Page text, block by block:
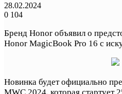
28.02.2024
0 104
Бренд Honor объявил о
Honor MagicBook Pro 16 с
Новинка будет официально